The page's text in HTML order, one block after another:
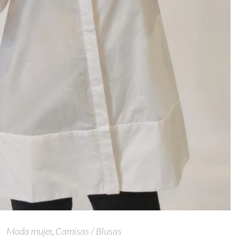
Moda mujer, Camisas / Blusas